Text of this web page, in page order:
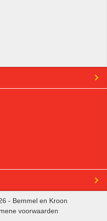
- Bemmel en Kroon
voorwaarden